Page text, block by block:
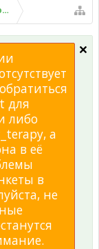
для
либо
а
в её
в
не